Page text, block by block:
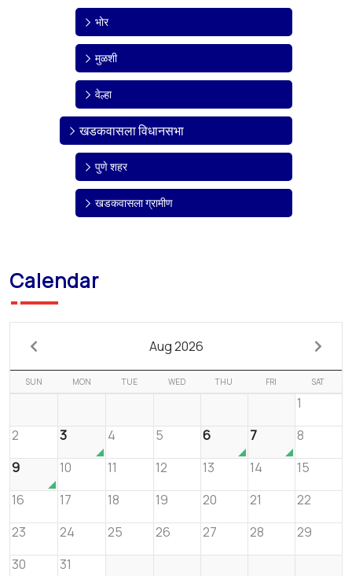
भोर
मुळशी
वेल्हा
खडकवासला विधानसभा
पुणे शहर
खडकवासला ग्रामीण
Calendar
Aug 2026
SUN MON TUE WED THU FRI SAT
1
2
3 4 5 6 7
8
9
10 11 12 13 14
15
16
17 18 19 20 21
22
23
24 25 26 27 28
29
30
31